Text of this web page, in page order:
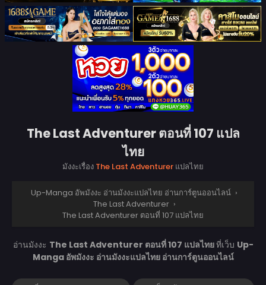
The Last Adventurer ตอนที่ 107 แปล
ไทย
มังงะเรื่อง The Last Adventurer แปลไทย
Up-Manga อัพมังงะ อ่านมังงะแปลไทย อ่านการ์ตูนออนไลน์ ›
The Last Adventurer ›
The Last Adventurer ตอนที่ 107 แปลไทย
อ่านมังงะ The Last Adventurer ตอนที่ 107 แปลไทยที่เว็บ Up-
Manga อัพมังงะ อ่านมังงะแปลไทย อ่านการ์ตูนออนไลน์